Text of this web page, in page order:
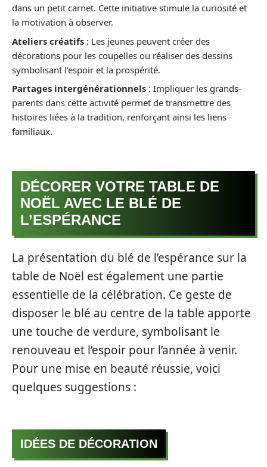
dans un petit carnet. Cette initiative stimule la curiosité et
la motivation à observer.
Ateliers créatifs : Les jeunes peuvent créer des
décorations pour les coupelles ou réaliser des dessins
symbolisant l’espoir et la prospérité.
Partages intergénérationnels : Impliquer les grands-
parents dans cette activité permet de transmettre des
histoires liées à la tradition, renforçant ainsi les liens
familiaux.
DÉCORER VOTRE TABLE DE
NOËL AVEC LE BLÉ DE
L’ESPÉRANCE
La présentation du blé de l’espérance sur la
table de Noël est également une partie
essentielle de la célébration. Ce geste de
disposer le blé au centre de la table apporte
une touche de verdure, symbolisant le
renouveau et l’espoir pour l’année à venir.
Pour une mise en beauté réussie, voici
quelques suggestions :
IDÉES DE DÉCORATION